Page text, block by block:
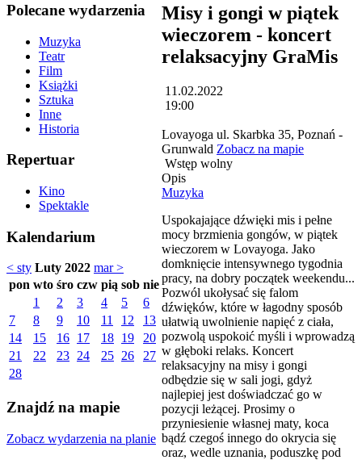
Polecane wydarzenia
Muzyka
Teatr
Film
Książki
Sztuka
Inne
Historia
Repertuar
Kino
Spektakle
Kalendarium
< sty Luty 2022 mar >
pon wto śro czw pią sob nie
1
2 3 4 5
6
7
8 9 10 11 12
13
14
15 16 17 18 19
20
21
22 23 24 25 26
27
28
Znajdź na mapie
Zobacz wydarzenia na planie
Misy i gongi w piątek
wieczorem - koncert
relaksacyjny GraMis
11.02.2022
19:00
Lovayoga ul. Skarbka 35, Poznań -
Grunwald Zobacz na mapie
Wstęp wolny
Opis
Muzyka
Uspokajające dźwięki mis i pełne
mocy brzmienia gongów, w piątek
wieczorem w Lovayoga. Jako
domknięcie intensywnego tygodnia
pracy, na dobry początek weekendu...
Pozwól ukołysać się falom
dźwięków, które w łagodny sposób
ułatwią uwolnienie napięć z ciała,
pozwolą uspokoić myśli i wprowadzą
w głęboki relaks. Koncert
relaksacyjny na misy i gongi
odbędzie się w sali jogi, gdyż
najlepiej jest doświadczać go w
pozycji leżącej. Prosimy o
przyniesienie własnej maty, koca
bądź czegoś innego do okrycia się
oraz, wedle uznania, poduszkę pod